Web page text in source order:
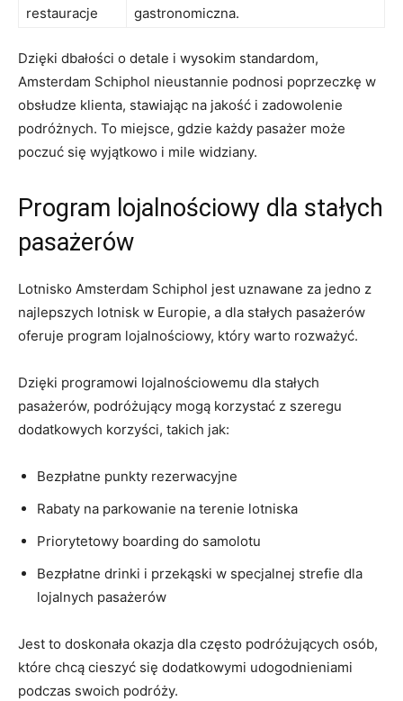
restauracje
gastronomiczna.
Dzięki⁤ dbałości o detale i wysokim ⁢standardom,
Amsterdam ​Schiphol nieustannie podnosi poprzeczkę w
obsłudze klienta, stawiając na jakość ⁢i zadowolenie
podróżnych. To ⁣miejsce, gdzie ⁤każdy pasażer może
poczuć się wyjątkowo i mile widziany.
Program lojalnościowy dla stałych
pasażerów
Lotnisko Amsterdam Schiphol jest uznawane za jedno⁣ z
⁣najlepszych lotnisk w Europie, a dla stałych pasażerów⁤
oferuje program lojalnościowy, ⁢który warto ⁤rozważyć.
Dzięki programowi lojalnościowemu dla ⁢stałych
pasażerów,‌ podróżujący mogą korzystać z szeregu
dodatkowych korzyści, takich jak:
Bezpłatne ‌punkty ‍rezerwacyjne
Rabaty na ​parkowanie ⁢na terenie lotniska
Priorytetowy⁢ boarding do samolotu
Bezpłatne drinki i ‌przekąski​ w specjalnej strefie ⁣dla
lojalnych⁣ pasażerów
Jest to doskonała okazja dla często podróżujących osób,
które chcą cieszyć się ⁣dodatkowymi udogodnieniami
podczas swoich podróży.